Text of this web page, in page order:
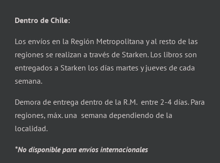
Dentro de Chile:
Los envíos en la Región Metropolitana y al resto de las
regiones se realizan a través de Starken. Los libros son
entregados a Starken los días martes y jueves de cada
semana.
Demora de entrega dentro de la R.M. entre 2-4 días. Para
regiones, máx. una semana dependiendo de la
localidad.
*No disponible para envíos internacionales